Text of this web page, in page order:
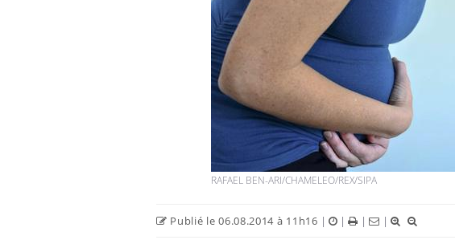
RAFAEL BEN-ARI/CHAMELEO/REX/SIPA
Publié le 06.08.2014 à 11h16 | | | |
Les troubles du sommeil
modifient votre cerveau !
Mon enfant est-il trop